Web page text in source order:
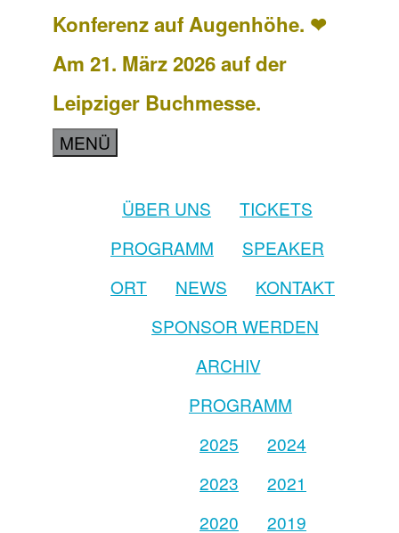
Konferenz auf Augenhöhe. ❤
Am 21. März 2026 auf der
Leipziger Buchmesse.
MENÜ
ÜBER UNS
TICKETS
PROGRAMM
SPEAKER
ORT
NEWS
KONTAKT
SPONSOR WERDEN
ARCHIV
PROGRAMM
2025
2024
2023
2021
2020
2019